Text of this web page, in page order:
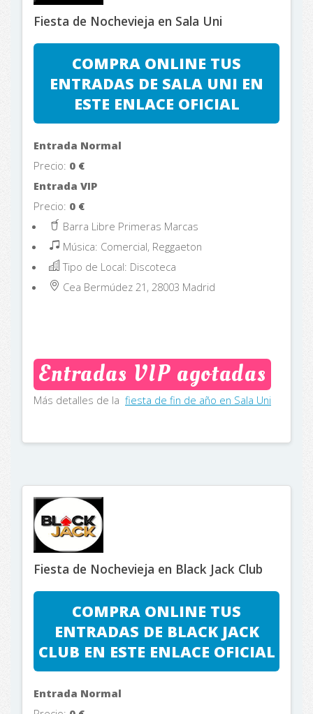
Fiesta de Nochevieja en Sala Uni
COMPRA ONLINE TUS
ENTRADAS DE SALA UNI EN
ESTE ENLACE OFICIAL
Entrada Normal
Precio: 0 €
Entrada VIP
Precio: 0 €
Barra Libre Primeras Marcas
Música: Comercial, Reggaeton
Tipo de Local: Discoteca
Cea Bermúdez 21, 28003 Madrid
Entradas VIP agotadas
Más detalles de la fiesta de fin de año en Sala Uni
Fiesta de Nochevieja en Black Jack Club
COMPRA ONLINE TUS
ENTRADAS DE BLACK JACK
CLUB EN ESTE ENLACE OFICIAL
Entrada Normal